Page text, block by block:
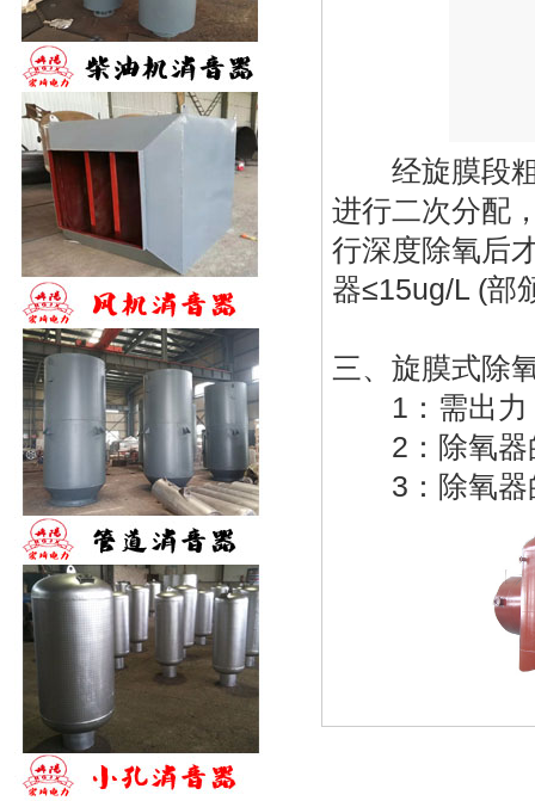
经旋膜段粗
进行二次分配
行深度除氧后
器≤15uɡ/L (部
三、 旋膜式除
1：需出力
2：除氧器
3：除氧器